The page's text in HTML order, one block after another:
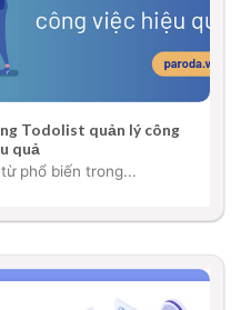
Todolist quản lý công
quả
phổ biến trong...